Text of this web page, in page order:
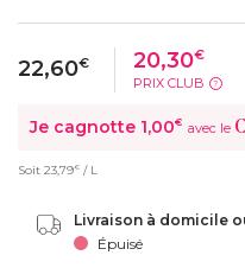
22,60€ 20,30€
PRIX CLUB ?
Je cagnotte 1,00€ avec le
Soit 23,79€ / L
Livraison à domicile
Épuisé